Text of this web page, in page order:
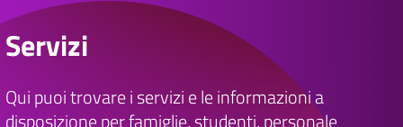
Servizi
Qui puoi trovare i servizi e le informazioni a
disposizione per famiglie, studenti, personale